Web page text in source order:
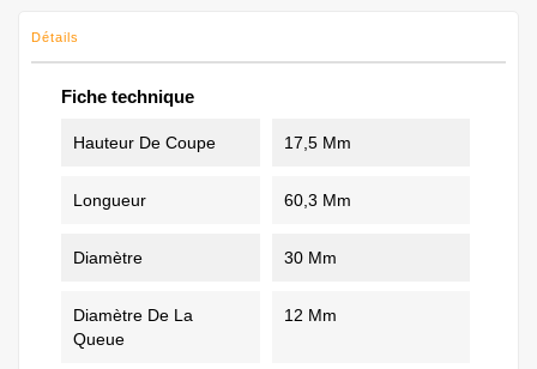
Détails
Fiche technique
Hauteur De Coupe 17,5 Mm
Longueur 60,3 Mm
Diamètre 30 Mm
Diamètre De La
Queue
12 Mm